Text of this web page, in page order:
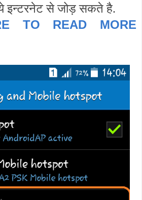
इन्टरनेट से जोड़ सकते है.
TO READ MORE